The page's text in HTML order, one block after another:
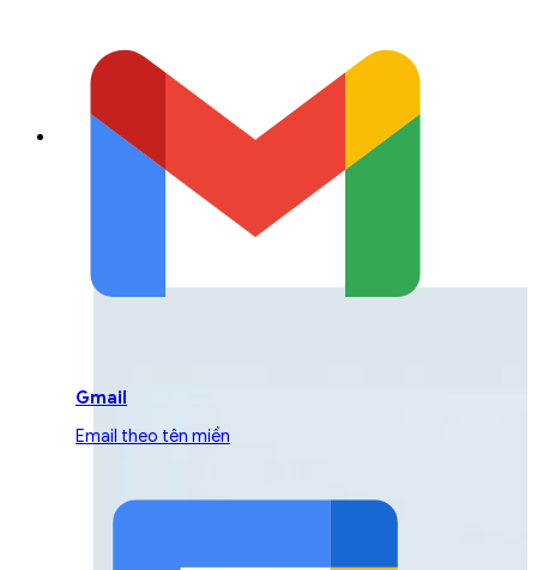
LIÊN HỆ ĐỘI NGŨ TƯ
VẤN
Liên hệ với đội ngũ chuyên gia GCS để được
Gmail
Email theo tên miền